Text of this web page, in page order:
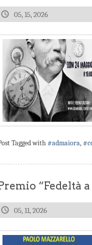
05, 15, 2026
Tagged with#admaiora,
“Fedeltà
05, 11, 2026